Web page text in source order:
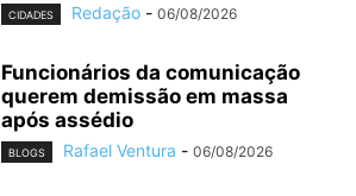
CIDADES Redação - 06/08/2026
Funcionários da comunicação
querem demissão em massa
após assédio
BLOGS Rafael Ventura - 06/08/2026